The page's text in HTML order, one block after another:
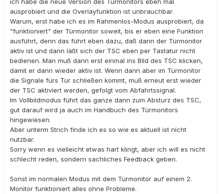
ich habe die neue Version des Türmonitors eben mal
ausprobiert und die Overlayfunktion ist unbrauchbar.
Warum, erst habe ich es im Rahmenlos-Modus ausprobiert, da
"funktioniert" der Türmonitor soweit, bis er eben eine Funktion
ausführt, denn das führt eben dazu, daß dann der Türmonitor
aktiv ist und dann läßt sich der TSC eben per Tastatur nicht
bedienen. Man muß dann erst einmal ins Bild des TSC klicken,
damit er dann wieder aktiv ist. Wenn dann aber im Türmonitor
die Signale fürs Tür schließen kommt, muß erneut erst wieder
der TSC aktiviert werden, gefolgt vom Abfahrtssignal.
Im Vollbildmodus führt das ganze dann zum Absturz des TSC,
gut darauf wird ja auch im Handbuch des Türmonitors
hingewiesen.
Aber unterm Strich finde ich es so wie es aktuell ist nicht
nutzbar.
Sorry wenn es vielleicht etwas hart klingt, aber ich will es nicht
schlecht reden, sondern sachliches Feedback geben.
Sonst im normalen Modus mit dem Türmonitor auf einem 2.
Monitor funktioniert alles ohne Probleme.